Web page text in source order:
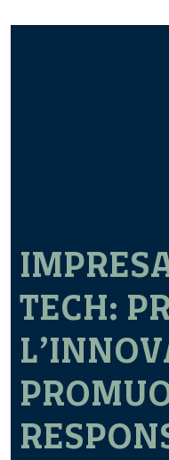
TECH: